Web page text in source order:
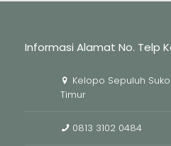
Informasi Alamat No. Telp
Kelopo Sepuluh
Timur
0813 3102 0484